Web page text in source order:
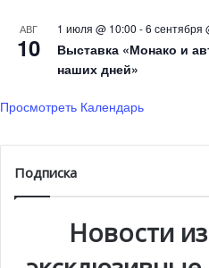
Итальянские
Монако
АВГ
10
1 июля @ 10:00 -6 сентября
Выставка «Монако и
наших дней»
Просмотреть Календарь
Подписка
Новости